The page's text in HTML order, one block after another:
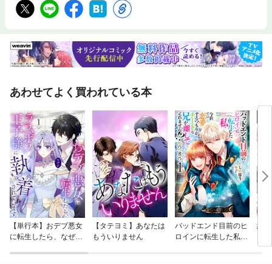
あわせてよく買われている本
【単行本】おデブ悪女
に転生したら、なぜか
【タテヨミ】あなたは
もういりません
バッドエンド目前のヒ
ロインに転生した私、
結